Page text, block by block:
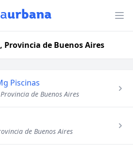
Provincia de Buenos Aires
Piscinas
de Buenos Aires
de Buenos Aires